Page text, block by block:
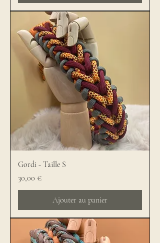
Gordi - Taille S
Prix
30,00 €
Ajouter au panier